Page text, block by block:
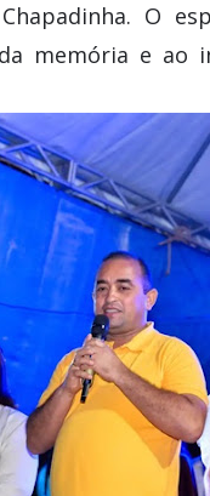
O
memória e ao